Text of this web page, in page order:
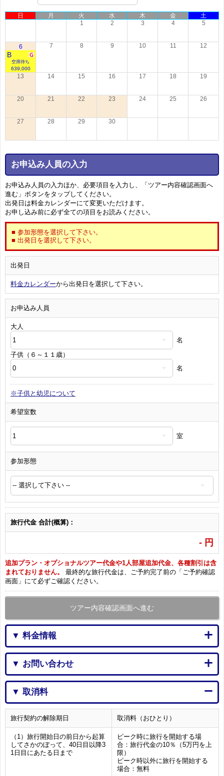
日 月 火 水 木 金
土
1
2 3 4 5
6
空席待ち
B
639,000
7 8 9 10 11 12
13 14 15 16 17 18 19
20 21 22 23 24 25 26
27 28 29 30
お申込み人員の入力
お申込み人員の入力ほか、必要項目を入力し、「ツアー内容確認画面へ
進む」ボタンをタップしてください。
出発日は料金カレンダーにて変更いただけます。
お申し込み前に必ず全ての項目をお読みください。
■ 参加形態を選択して下さい。
■ 出発日を選択して下さい。
出発日
料金カレンダーから出発日を選択して下さい。
お申込み人員
大人
名
子供（６～１１歳）
名
※子供と幼児について
希望室数
室
参加形態
旅行代金 合計(概算)：
- 円
追加プラン・オプショナルツアー代金や1人部屋追加代金、各種割引は含
まれておりません。
最終的な旅行代金は、ご予約完了前の「ご予約確認
画面」にて必ずご確認ください。
ツアー内容確認画面へ進む
▼ 料金情報
▼ お問い合わせ
▼ 取消料
旅行契約の解除期日 取消料（おひとり）
（1）旅行開始日の前日から起算
してさかのぼって、40日目以降3
1日目にあたる日まで
ピーク時に旅行を開始する場
合：旅行代金の10％（5万円を上
限）
ピーク時以外に旅行を開始する
場合：無料